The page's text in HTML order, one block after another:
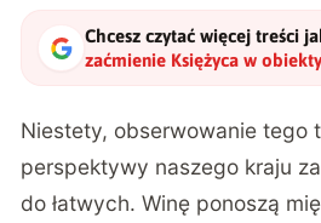
Chcesz czytać więcej treści
zaćmienie Księżyca w
się kolejne fazy tego
Niestety, obserwowanie tego
perspektywy naszego kraju
do łatwych. Winę ponoszą